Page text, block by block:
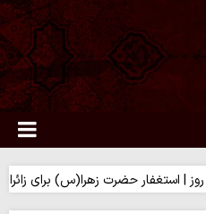
حضرت زهرا(س) برای زائران